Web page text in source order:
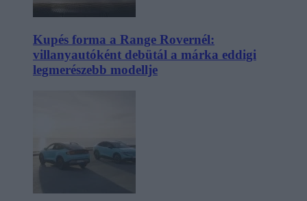
Kupés forma a Range Rovernél:
villanyautóként debütál a márka eddigi
legmerészebb modellje